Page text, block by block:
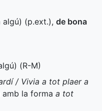
algú) (p.ext.), de bona
(R-M)
/ Vivia a tot plaer a
amb la forma a tot